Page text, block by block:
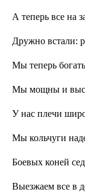
А теперь все на
Дружно встали:
Мы теперь
Мы мощны и
У нас плечи
Мы кольчуги
Боевых коней
Выезжаем все в